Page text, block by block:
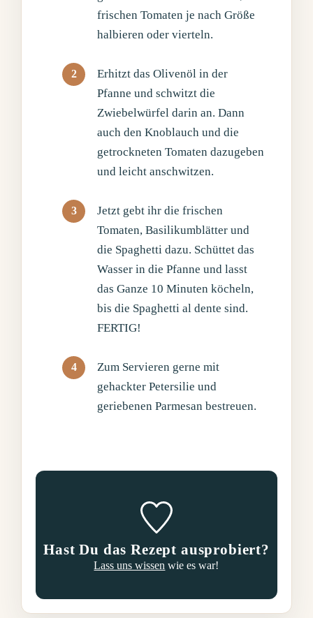
frischen Tomaten je nach Größe
halbieren oder vierteln.
Erhitzt das Olivenöl in der
Pfanne und schwitzt die
Zwiebelwürfel darin an. Dann
auch den Knoblauch und die
getrockneten Tomaten dazugeben
und leicht anschwitzen.
Jetzt gebt ihr die frischen
Tomaten, Basilikumblätter und
die Spaghetti dazu. Schüttet das
Wasser in die Pfanne und lasst
das Ganze 10 Minuten köcheln,
bis die Spaghetti al dente sind.
FERTIG!
Zum Servieren gerne mit
gehackter Petersilie und
geriebenen Parmesan bestreuen.
Hast Du das Rezept ausprobiert?
Lass uns wissen wie es war!